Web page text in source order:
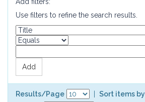
Use filters to refine the search results.
Results/Page
Sort items by